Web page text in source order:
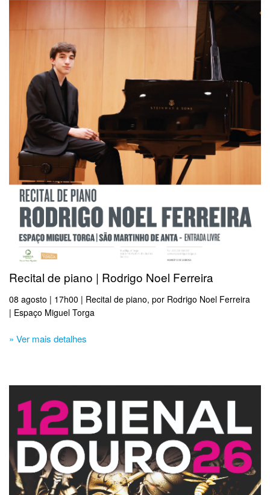
Recital de piano | Rodrigo Noel Ferreira
08 agosto | 17h00 | Recital de piano, por Rodrigo Noel Ferreira
| Espaço Miguel Torga
» Ver mais detalhes